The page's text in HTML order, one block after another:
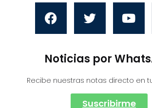
Noticias por
Recibe nuestras notas directo en
Suscribirme